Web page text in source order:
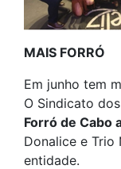
MAIS FORRÓ
Em junho tem
O Sindicato dos
Forró de Cabo
Donalice e Trio
entidade.